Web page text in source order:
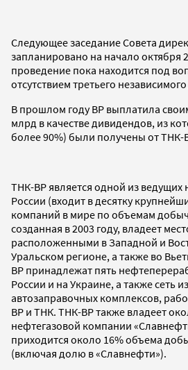
Следующее заседание Совета
запланировано на начало октября
проведение пока находится под
отсутствием третьего
В прошлом году BP выплатила
млрд в качестве дивидендов, из
более 90%) были получены от TНК-
ТНК-ВР является одной из
России (входит в десятку
компаний в мире по объемам
созданная в 2003 году, владеет
расположенными в Западной и
Уральском регионе, а также во
BP принадлежат пять
России и на Украине, а также сеть
автозаправочных комплексов,
BP и ТНК. ТНК-ВР также владеет
нефтегазовой компании
приходится около 16% объема
(включая долю в «Славнефти»).